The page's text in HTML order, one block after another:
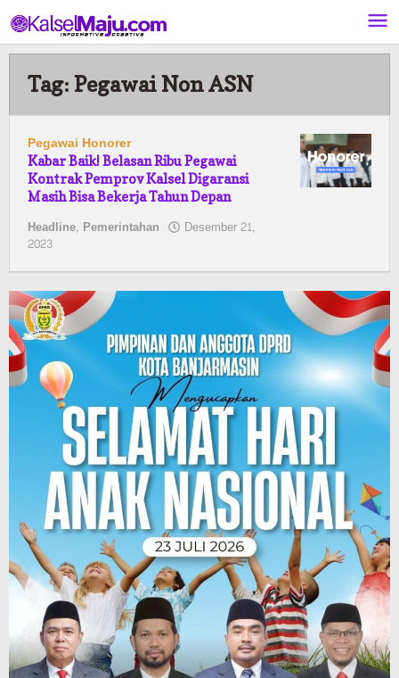
ke
konten
Tag: Pegawai Non ASN
Pegawai Honorer
Kabar Baik! Belasan Ribu Pegawai
Kontrak Pemprov Kalsel Digaransi
Masih Bisa Bekerja Tahun Depan
Headline, Pemerintahan Desember 21,
2023
Pimred